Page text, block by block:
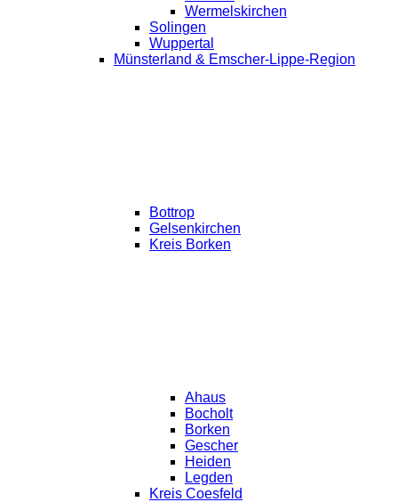
Wermelskirchen
Solingen
Wuppertal
Münsterland & Emscher-Lippe-Region
Bottrop
Gelsenkirchen
Kreis Borken
Ahaus
Bocholt
Borken
Gescher
Heiden
Legden
Kreis Coesfeld